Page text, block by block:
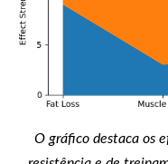
O gráfico destaca os